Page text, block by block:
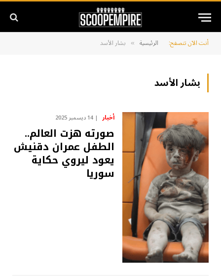
أنت الآن تتصفح: الرئيسية » بشار الأسد
بشار الأسد
أخبار 14 ديسمبر 2025
صورته هزت العالم..
الطفل عمران دقنيش
يعود ليروي حكاية
سوريا